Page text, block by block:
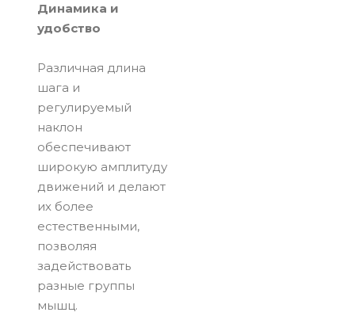
Динамика и
удобство
Различная длина
шага и
регулируемый
наклон
обеспечивают
широкую амплитуду
движений и делают
их более
естественными,
позволяя
задействовать
разные группы
мышц.